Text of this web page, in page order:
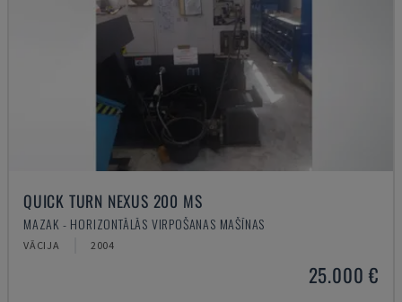
QUICK TURN NEXUS 200 MS
MAZAK - HORIZONTĀLĀS VIRPOŠANAS MAŠĪNAS
VĀCIJA 2004
25.000 €